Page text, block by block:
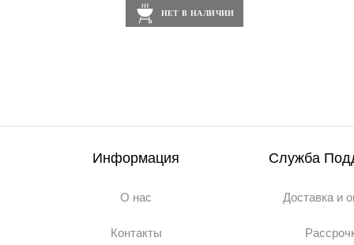
НЕТ В НАЛИЧИИ
Информация
О нас
Контакты
Служба
Доставка и